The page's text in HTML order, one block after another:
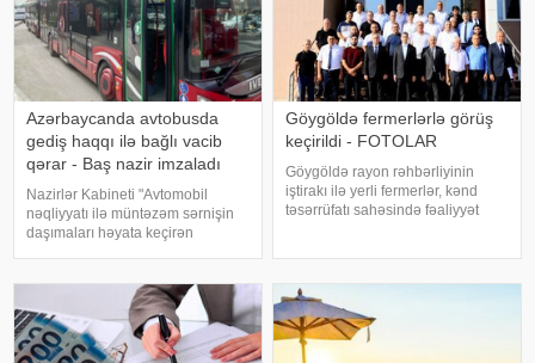
Azərbaycanda avtobusda
gediş haqqı ilə bağlı vacib
qərar - Baş nazir imzaladı
Nazirlər Kabineti "Avtomobil
nəqliyyatı ilə müntəzəm sərnişin
daşımaları həyata keçirən
xidmətinin göstərilməsinə görə
ödənilən subsidiyanın
hesablanması və ödənilməs
Göygöldə fermerlərlə görüş
keçirildi - FOTOLAR
Göygöldə rayon rəhbərliyinin
iştirakı ilə yerli fermerlər, kənd
təsərrüfatı sahəsində fəaliyyət
xəbər verir ki, görüşdə çıxı